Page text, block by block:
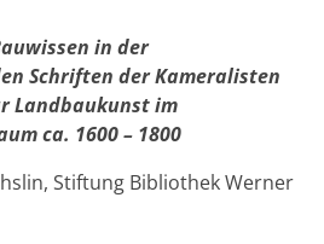
in der
Schriften der Kameralisten
Landbaukunst im
ca. 1600 – 1800
Stiftung Bibliothek Werner